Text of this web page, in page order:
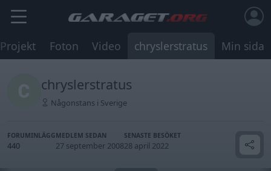
Projekt Foton Video chryslerstratus Min sida
chryslerstratus
Någonstans i Sverige
FORUMINLÄGG
440
MEDLEM SEDAN
27 september 2008
SENASTE BESÖKET
28 april 2022